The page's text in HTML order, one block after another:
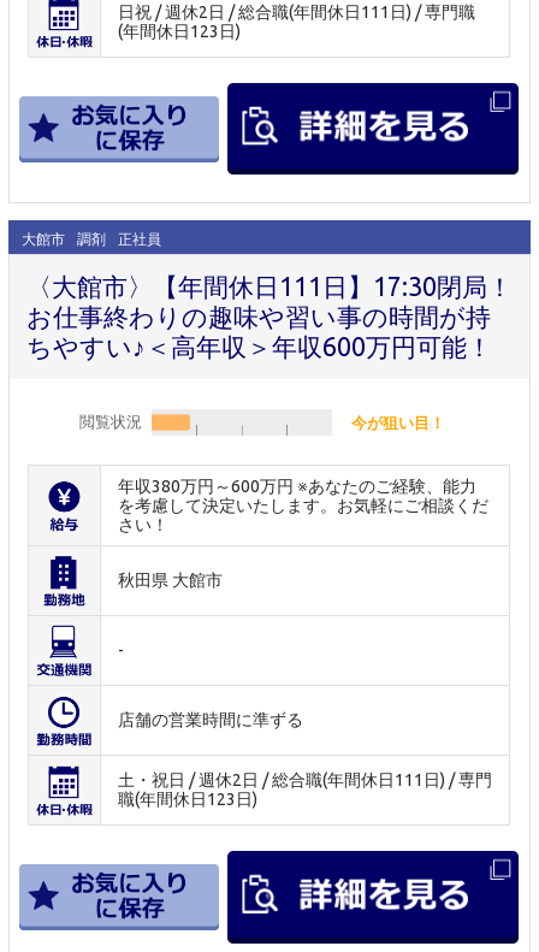
日祝 / 週休2日 / 総合職(年間休日111日) / 専門職
(年間休日123日)
大館市 調剤 正社員
〈大館市〉【年間休日111日】17:30閉局！
お仕事終わりの趣味や習い事の時間が持
ちやすい♪＜高年収＞年収600万円可能！
閲覧状況 今が狙い目！
年収380万円～600万円 ※あなたのご経験、能力
を考慮して決定いたします。お気軽にご相談くだ
さい！
秋田県 大館市
-
店舗の営業時間に準ずる
土・祝日 / 週休2日 / 総合職(年間休日111日) / 専門
職(年間休日123日)